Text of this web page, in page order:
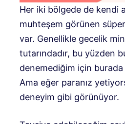
Her iki bölgede de kendi
muhteşem görünen
var. Genellikle gecelik
tutarındadır, bu yüzden
denemediğim için
Ama eğer paranız
deneyim gibi görünüyor.